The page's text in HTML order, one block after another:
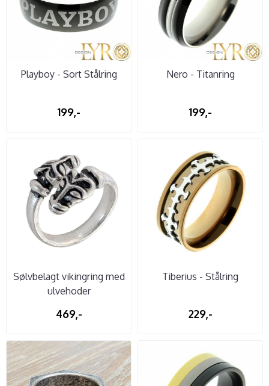
Playboy - Sort Stålring
199,-
Nero - Titanring
199,-
Sølvbelagt vikingring med
ulvehoder
469,-
Tiberius - Stålring
229,-